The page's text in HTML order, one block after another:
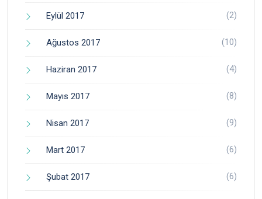
Eylül 2017 (2)
Ağustos 2017 (10)
Haziran 2017 (4)
Mayıs 2017 (8)
Nisan 2017 (9)
Mart 2017 (6)
Şubat 2017 (6)